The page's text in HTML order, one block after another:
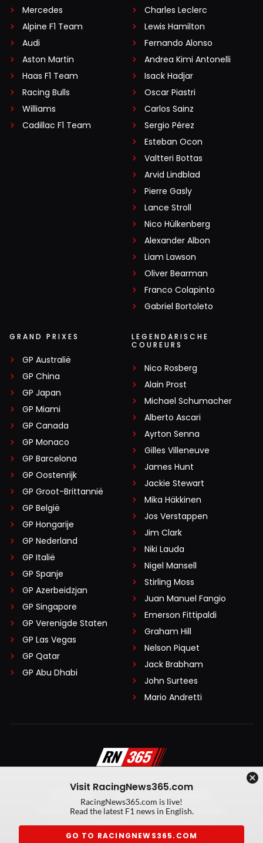
Mercedes
Alpine F1 Team
Audi
Aston Martin
Haas F1 Team
Racing Bulls
Williams
Cadillac F1 Team
Charles Leclerc
Lewis Hamilton
Fernando Alonso
Andrea Kimi Antonelli
Isack Hadjar
Oscar Piastri
Carlos Sainz
Sergio Pérez
Esteban Ocon
Valtteri Bottas
Arvid Lindblad
Pierre Gasly
Lance Stroll
Nico Hülkenberg
Alexander Albon
Liam Lawson
Oliver Bearman
Franco Colapinto
Gabriel Bortoleto
GRAND PRIXES
GP Australië
GP China
GP Japan
GP Miami
GP Canada
GP Monaco
GP Barcelona
GP Oostenrijk
GP Groot-Brittannië
GP België
GP Hongarije
GP Nederland
GP Italië
GP Spanje
GP Azerbeidzjan
GP Singapore
GP Verenigde Staten
GP Las Vegas
GP Qatar
GP Abu Dhabi
LEGENDARISCHE
COUREURS
Nico Rosberg
Alain Prost
Michael Schumacher
Alberto Ascari
Ayrton Senna
Gilles Villeneuve
James Hunt
Jackie Stewart
Mika Häkkinen
Jos Verstappen
Jim Clark
Niki Lauda
Nigel Mansell
Stirling Moss
Juan Manuel Fangio
Emerson Fittipaldi
Graham Hill
Nelson Piquet
Jack Brabham
John Surtees
Mario Andretti
Algemene voorwaarden
Privacy Policy
Created by On Your Marks
Privacy manager
Kansspeluitingen
Visit RacingNews365.com
RacingNews365.com is live!
Read the latest F1 news in English.
GO TO RACINGNEWS365.COM